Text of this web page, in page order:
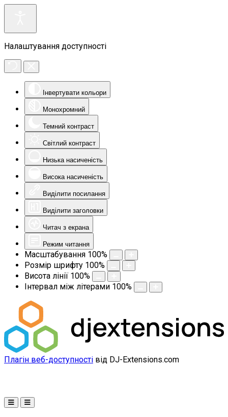
Налаштування доступності
Інвертувати кольори
Монохромний
Темний контраст
Світлий контраст
Низька насиченість
Висока насиченість
Виділити посилання
Виділити заголовки
Читач з екрана
Режим читання
Масштабування 100%
Розмір шрифту 100%
Висота лінії 100%
Інтервал між літерами 100%
Плагін веб-доступності від DJ-Extensions.com